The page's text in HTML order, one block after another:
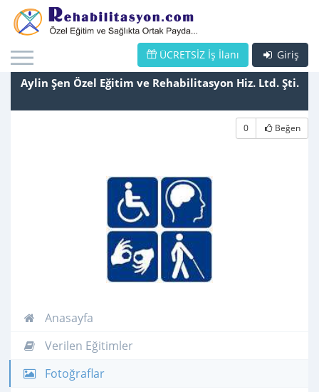
Giriş
ÜCRETSİZ İş İlanı
Aylin Şen Özel Eğitim ve Rehabilitasyon Hiz. Ltd. Şti.
0 Beğen
Anasayfa
Verilen Eğitimler
Fotoğraflar